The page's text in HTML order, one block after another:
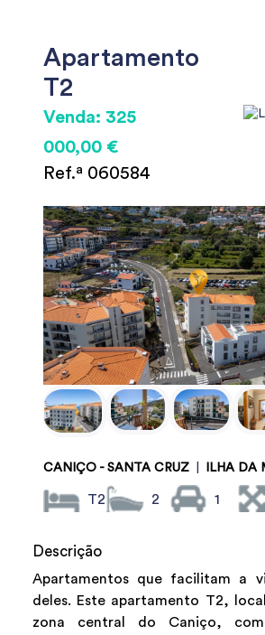
Apartamento
T2
Venda: 325
000,00 €
Ref.ª 060584
CANIÇO - SANTA CRUZ ILHA DA
T2 2 1
Descrição
Apartamentos que facilitam a
deles. Este apartamento T2,
zona central do Caniço,